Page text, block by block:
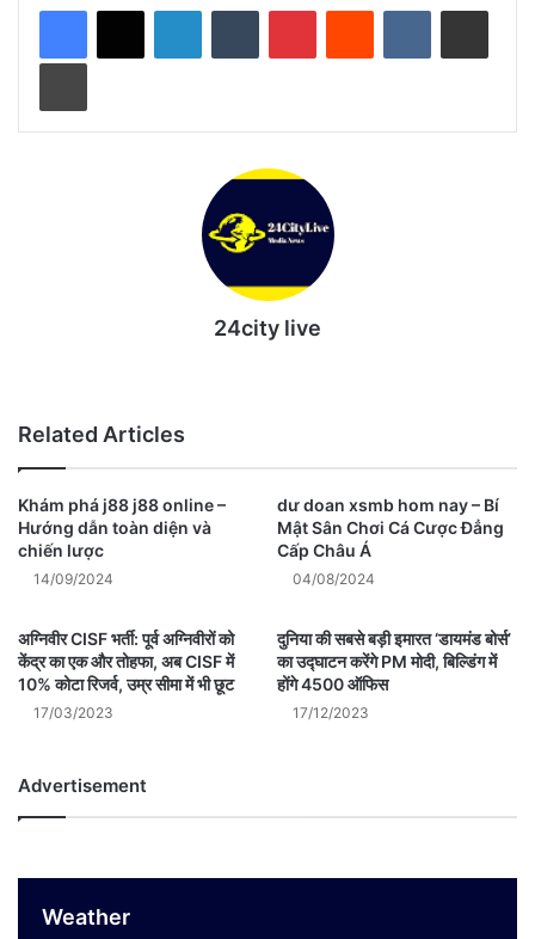
LinkedInTumblr PinterestReddit VKontakteShare via Email
Print
24city live
Related Articles
Khám phá j88 j88 online –
Hướng dẫn toàn diện và
chiến lược
14/09/2024
dư doan xsmb hom nay – Bí
Mật Sân Chơi Cá Cược Đẳng
Cấp Châu Á
04/08/2024
अग्निवीर CISF भर्ती: पूर्व अग्निवीरों को
केंद्र का एक और तोहफा, अब CISF में
10% कोटा रिजर्व, उम्र सीमा में भी छूट
17/03/2023
दुनिया की सबसे बड़ी इमारत ‘डायमंड बोर्स’
का उद्घाटन करेंगे PM मोदी, बिल्डिंग में
होंगे 4500 ऑफिस
17/12/2023
Advertisement
Weather